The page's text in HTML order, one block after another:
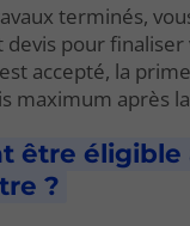
terminés,
devis pour
accepté, la
maximum après
être éligible
?